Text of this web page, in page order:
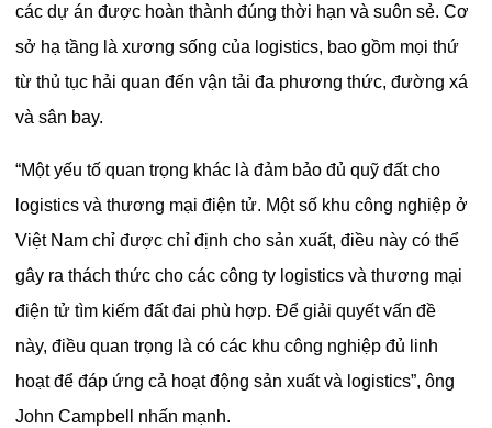
các dự án được hoàn thành đúng thời hạn và suôn sẻ. Cơ
sở hạ tầng là xương sống của logistics, bao gồm mọi thứ
từ thủ tục hải quan đến vận tải đa phương thức, đường xá
và sân bay.
“Một yếu tố quan trọng khác là đảm bảo đủ quỹ đất cho
logistics và thương mại điện tử. Một số khu công nghiệp ở
Việt Nam chỉ được chỉ định cho sản xuất, điều này có thể
gây ra thách thức cho các công ty logistics và thương mại
điện tử tìm kiếm đất đai phù hợp. Để giải quyết vấn đề
này, điều quan trọng là có các khu công nghiệp đủ linh
hoạt để đáp ứng cả hoạt động sản xuất và logistics”, ông
John Campbell nhấn mạnh.